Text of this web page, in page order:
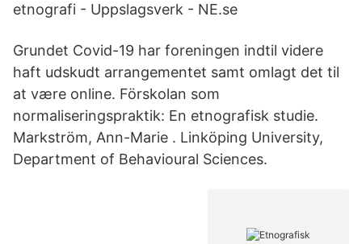
etnografi - Uppslagsverk - NE.se
Grundet Covid-19 har foreningen indtil videre
haft udskudt arrangementet samt omlagt det til
at være online. Förskolan som
normaliseringspraktik: En etnografisk studie.
Markström, Ann-Marie . Linköping University,
Department of Behavioural Sciences.